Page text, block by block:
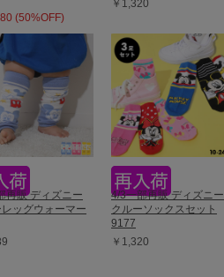
(50%OFF)
￥1,320
再販 ディズニー
ッグウォーマー
4/3一部再販 ディズニー
クルーソックスセット
9177
￥1,320